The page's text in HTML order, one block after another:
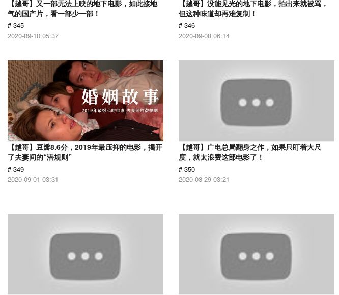
【越哥】又一部无法上映的地下电影，如此接地
气的国产片，看一部少一部！
# 345
2020-09-10 05:37
【越哥】没能见光的地下电影，拍出来就被骂，
但这种味道却再难复制！
# 346
2020-09-08 06:14
【越哥】豆瓣8.6分，2019年最压抑的电影，揭开
了夫妻间的“潜规则”
# 349
2020-09-01 03:31
【越哥】广电总局翻身之作，如果只盯着大尺
度，就太浪费这部电影了！
# 350
2020-08-29 03:21